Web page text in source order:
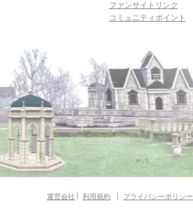
ファンサイトリンク
コミュニティポイント
運営会社 利用規約 プライバシーポリシー